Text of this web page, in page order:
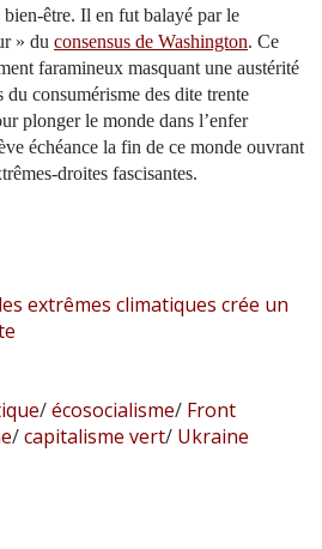
être. Il en fut balayé par le
» du consensus de Washington. Ce
faramineux masquant une austérité
du consumérisme des dite trente
plonger le monde dans l’enfer
échéance la fin de ce monde ouvrant
droites fascisantes.
extrêmes climatiques crée un
/écosocialisme/ Front
/capitalisme vert/ Ukraine